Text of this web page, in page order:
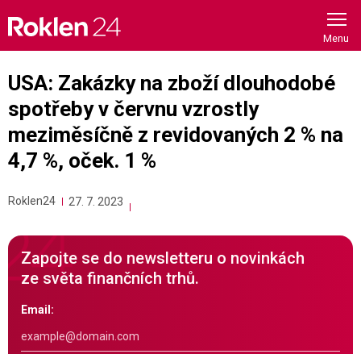
content
USA: Zakázky na zboží dlouhodobé
spotřeby v červnu vzrostly
meziměsíčně z revidovaných 2 % na
4,7 %, oček. 1 %
Roklen24 27. 7. 2023
Zapojte se do newsletteru o novinkách
ze světa finančních trhů.
Email: